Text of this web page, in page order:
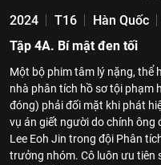
2024 T16 Hàn Quốc
Tập 4A. Bí mật đen tối
Một bộ phim tâm lý nặng, thể
nhà phân tích hồ sơ tội phạm
đóng) phải đối mặt khi phát
vụ án giết người do chính ông
Lee Eoh Jin trong đội Phân
trưởng nhóm. Cô luôn ưu tiên